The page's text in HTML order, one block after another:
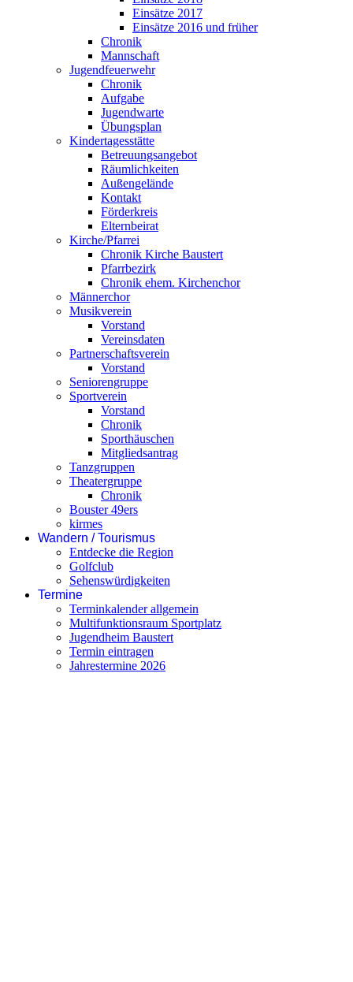
Einsätze 2017
Einsätze 2016 und früher
Chronik
Mannschaft
Jugendfeuerwehr
Chronik
Aufgabe
Jugendwarte
Übungsplan
Kindertagesstätte
Betreuungsangebot
Räumlichkeiten
Außengelände
Kontakt
Förderkreis
Elternbeirat
Kirche/Pfarrei
Chronik Kirche Baustert
Pfarrbezirk
Chronik ehem. Kirchenchor
Männerchor
Musikverein
Vorstand
Vereinsdaten
Partnerschaftsverein
Vorstand
Seniorengruppe
Sportverein
Vorstand
Chronik
Sporthäuschen
Mitgliedsantrag
Tanzgruppen
Theatergruppe
Chronik
Bouster 49ers
kirmes
Wandern / Tourismus
Entdecke die Region
Golfclub
Sehenswürdigkeiten
Termine
Terminkalender allgemein
Multifunktionsraum Sportplatz
Jugendheim Baustert
Termin eintragen
Jahrestermine 2026